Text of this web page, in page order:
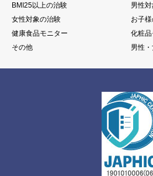
BMI25以上の治験
男性
女性対象の治験
お子
健康食品モニター
化粧
その他
男性